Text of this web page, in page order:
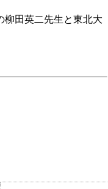
柳田英二先生と東北大